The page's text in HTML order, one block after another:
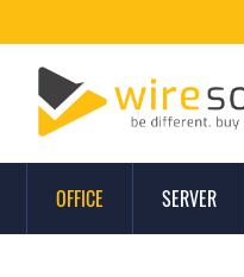
OFFICE SERVER